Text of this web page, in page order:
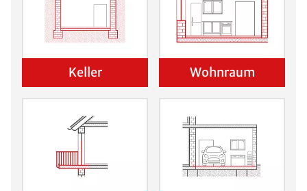
Keller Wohnraum